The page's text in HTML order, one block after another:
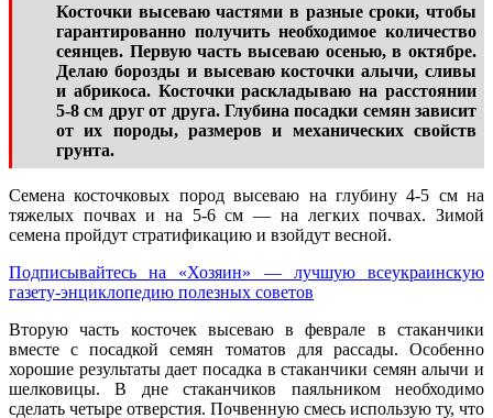
Косточки высеваю частями в разные сроки, чтобы
гарантированно получить необходимое количество
сеянцев. Первую часть высеваю осенью, в октябре.
Делаю борозды и высеваю косточки алычи, сливы
и абрикоса. Косточки раскладываю на расстоянии
5-8 см друг от друга. Глубина посадки семян зависит
от их породы, размеров и механических свойств
грунта.
Семена косточковых пород высеваю на глубину 4-5 см на
тяжелых почвах и на 5-6 см — на легких почвах. Зимой
семена пройдут стратификацию и взойдут весной.
Подписывайтесь на «Хозяин» — лучшую всеукраинскую
газету-энциклопедию полезных советов
Вторую часть косточек высеваю в феврале в стаканчики
вместе с посадкой семян томатов для рассады. Особенно
хорошие результаты дает посадка в стаканчики семян алычи и
шелковицы. В дне стаканчиков паяльником необходимо
сделать четыре отверстия. Почвенную смесь использую ту, что